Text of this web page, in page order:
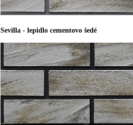
Sevilla - lepidlo cementovo šedé